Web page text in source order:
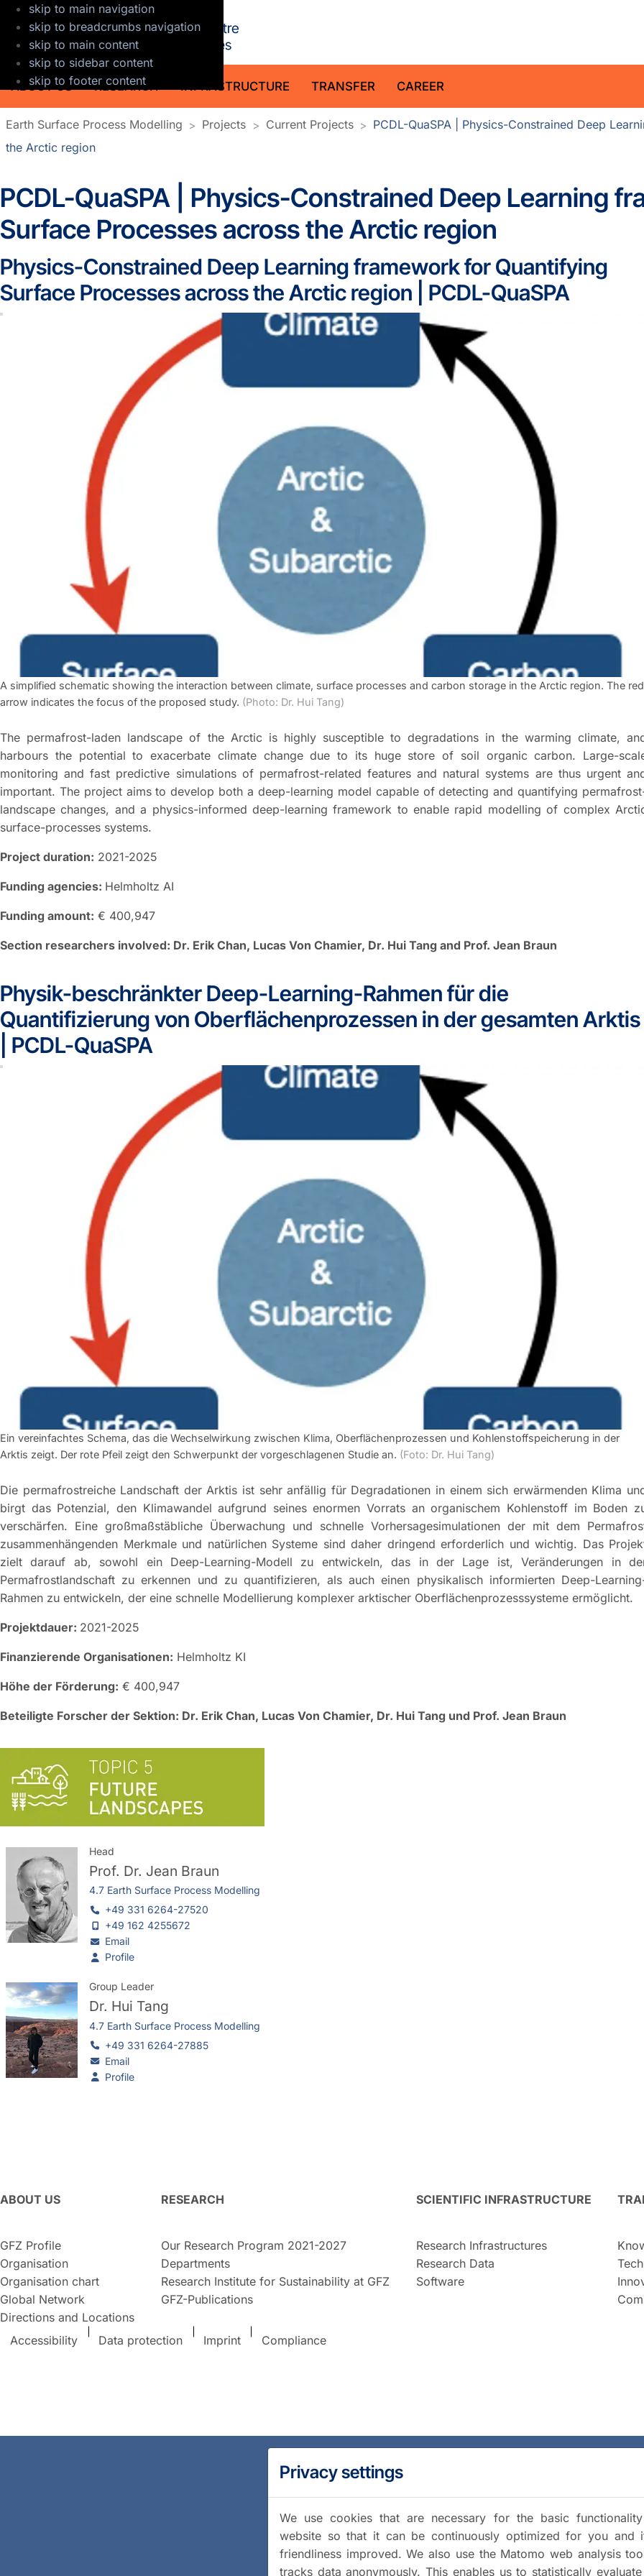
skip to main navigation
skip to breadcrumbs navigation
skip to main content
skip to sidebar content
skip to footer content
ABOUT US RESEARCH INFRASTRUCTURE TRANSFER CAREER
Earth Surface Process Modelling Projects Current Projects
PCDL-QuaSPA | Physics-Constrained Deep
the Arctic region
PCDL-QuaSPA | Physics-Constrained Deep Learning
Surface Processes across the Arctic region
Physics-Constrained Deep Learning framework for Quantifying
Surface Processes across the Arctic region | PCDL-QuaSPA
A simplified schematic showing the interaction between climate, surface processes and carbon storage in the Arctic region. The red
arrow indicates the focus of the proposed study. (Photo: Dr. Hui Tang)
The permafrost-laden landscape of the Arctic is highly susceptible to degradations in the warming climate,
harbours the potential to exacerbate climate change due to its huge store of soil organic carbon. Large-
monitoring and fast predictive simulations of permafrost-related features and natural systems are thus urgent
important. The project aims to develop both a deep-learning model capable of detecting and quantifying
landscape changes, and a physics-informed deep-learning framework to enable rapid modelling of complex
surface-processes systems.
Project duration: 2021-2025
Funding agencies: Helmholtz AI
Funding amount: € 400,947
Section researchers involved: Dr. Erik Chan, Lucas Von Chamier, Dr. Hui Tang and Prof. Jean Braun
Physik-beschränkter Deep-Learning-Rahmen für die
Quantifizierung von Oberflächenprozessen in der gesamten Arktis
| PCDL-QuaSPA
Ein vereinfachtes Schema, das die Wechselwirkung zwischen Klima, Oberflächenprozessen und Kohlenstoffspeicherung in der
Arktis zeigt. Der rote Pfeil zeigt den Schwerpunkt der vorgeschlagenen Studie an. (Foto: Dr. Hui Tang)
Die permafrostreiche Landschaft der Arktis ist sehr anfällig für Degradationen in einem sich erwärmenden Klima
birgt das Potenzial, den Klimawandel aufgrund seines enormen Vorrats an organischem Kohlenstoff im Boden
verschärfen. Eine großmaßstäbliche Überwachung und schnelle Vorhersagesimulationen der mit dem
zusammenhängenden Merkmale und natürlichen Systeme sind daher dringend erforderlich und wichtig. Das
zielt darauf ab, sowohl ein Deep-Learning-Modell zu entwickeln, das in der Lage ist, Veränderungen in
Permafrostlandschaft zu erkennen und zu quantifizieren, als auch einen physikalisch informierten Deep-
Rahmen zu entwickeln, der eine schnelle Modellierung komplexer arktischer Oberflächenprozesssysteme ermöglicht.
Projektdauer: 2021-2025
Finanzierende Organisationen: Helmholtz KI
Höhe der Förderung: € 400,947
Beteiligte Forscher der Sektion: Dr. Erik Chan, Lucas Von Chamier, Dr. Hui Tang und Prof. Jean Braun
Head
Prof. Dr. Jean Braun
4.7 Earth Surface Process Modelling
+49 331 6264-27520
+49 162 4255672
Email
Profile
Group Leader
Dr. Hui Tang
4.7 Earth Surface Process Modelling
+49 331 6264-27885
Email
Profile
ABOUT US
GFZ Profile
Organisation
Organisation chart
Global Network
Directions and Locations
RESEARCH
Our Research Program 2021-2027
Departments
Research Institute for Sustainability at GFZ
GFZ-Publications
SCIENTIFIC INFRASTRUCTURE
Research Infrastructures
Research Data
Software
Accessibility Data protection Imprint Compliance
Privacy settings
We use cookies that are necessary for the basic
website so that it can be continuously optimized for you and
friendliness improved. We also use the Matomo web analysis
tracks data anonymously. This enables us to statistically